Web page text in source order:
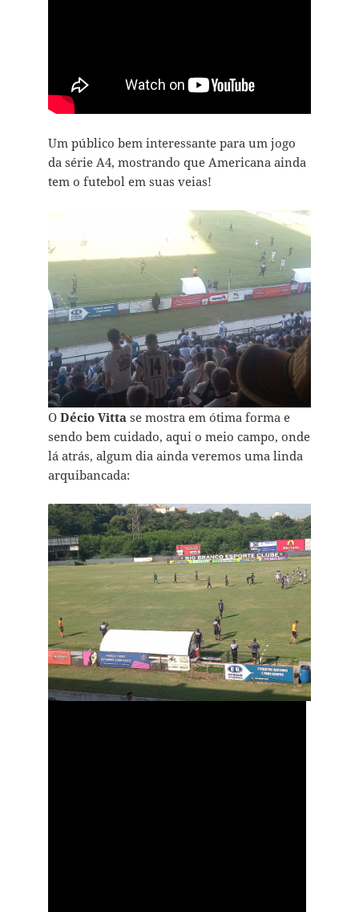
Um público bem interessante para um jogo
da série A4, mostrando que Americana ainda
tem o futebol em suas veias!
O Décio Vittase mostra em ótima forma e
sendo bem cuidado, aqui o meio campo, onde
lá atrás, algum dia ainda veremos uma linda
arquibancada: